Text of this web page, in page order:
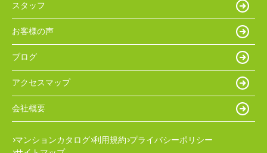
スタッフ
お客様の声
ブログ
アクセスマップ
会社概要
マンションカタログ 利用規約 プライバシーポリシー